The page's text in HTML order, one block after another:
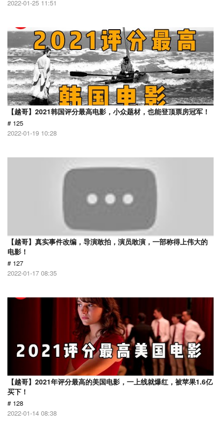
2022-01-25 11:51
【越哥】2021韩国评分最高电影，小众题材，也能登顶票房冠军！
# 125
2022-01-19 10:28
【越哥】真实事件改编，导演敢拍，演员敢演，一部称得上伟大的
电影！
# 127
2022-01-17 08:35
【越哥】2021年评分最高的美国电影，一上线就爆红，被苹果1.6亿
买下！
# 128
2022-01-14 08:38